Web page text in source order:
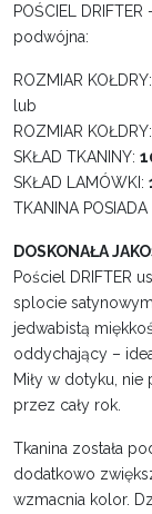
POŚCIEL
podwójna:
ROZMIAR KOŁDRY:
lub
ROZMIAR KOŁDRY:
SKŁAD TKANINY:
SKŁAD LAMÓWKI:
TKANINA POSIADA
DOSKONAŁA
Pościel DRIFTER
splocie
jedwabistą
oddychający –
Miły w dotyku,
przez cały rok.
Tkanina została
dodatkowo
wzmacnia kolor.